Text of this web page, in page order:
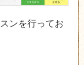
ンを行ってお